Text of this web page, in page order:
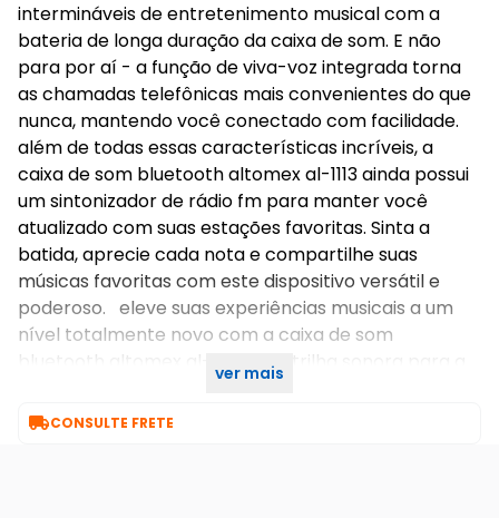
intermináveis de entretenimento musical com a
bateria de longa duração da caixa de som. E não
para por aí - a função de viva-voz integrada torna
as chamadas telefônicas mais convenientes do que
nunca, mantendo você conectado com facilidade.
além de todas essas características incríveis, a
caixa de som bluetooth altomex al-1113 ainda possui
um sintonizador de rádio fm para manter você
atualizado com suas estações favoritas. Sinta a
batida, aprecie cada nota e compartilhe suas
músicas favoritas com este dispositivo versátil e
poderoso. eleve suas experiências musicais a um
nível totalmente novo com a caixa de som
bluetooth altomex al-1113 - sua trilha sonora para a
ver mais
CONSULTE FRETE